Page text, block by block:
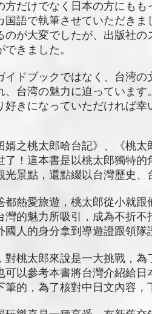
だけでなく日本の方にもも
国語で執筆させていただき
のが大変でしたが、出版社
きました。
ドブックではなく、台湾の
、台湾の魅力に迫っていま
好きになっていただければ幸
桃太郎哈台記》、《桃太
了！這本書是以桃太郎獨特
光景點，還點綴以台灣歷史、
愛旅遊，桃太郎從小就跟
灣的魅力所吸引，成為不折
國人的身分拿到導遊證跟領隊
太郎來說是一大挑戰，為
可以參考本書將台灣介紹給
筆的，為了核對中日文內容，